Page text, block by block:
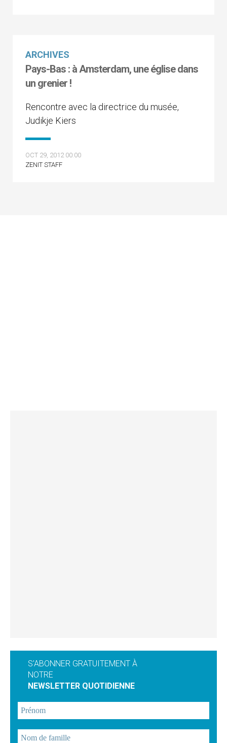
ARCHIVES
Pays-Bas : à Amsterdam, une église dans
un grenier !
Rencontre avec la directrice du musée,
Judikje Kiers
OCT 29, 2012 00:00
ZENIT STAFF
S'ABONNER GRATUITEMENT À
NOTRE
NEWSLETTER QUOTIDIENNE